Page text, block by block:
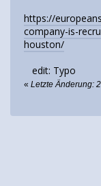
https://
company-is-
houston/
edit: Typo
« Letzte Änderung: